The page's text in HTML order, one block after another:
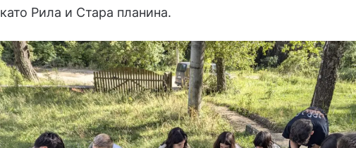
като Рила и Стара планина.